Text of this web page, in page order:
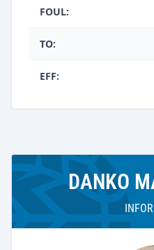
FOUL:
TO:
EFF:
DANKO